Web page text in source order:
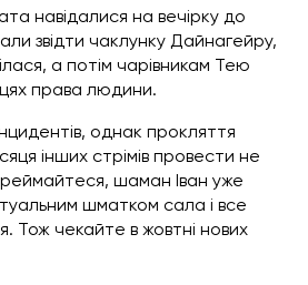
навідалися на вечірку до
звідти чаклунку Дайнагейру,
а потім чарівникам Тею
права людини.
однак прокляття
інших стрімів провести не
шаман Іван уже
шматком сала і все
Тож чекайте в жовтні нових